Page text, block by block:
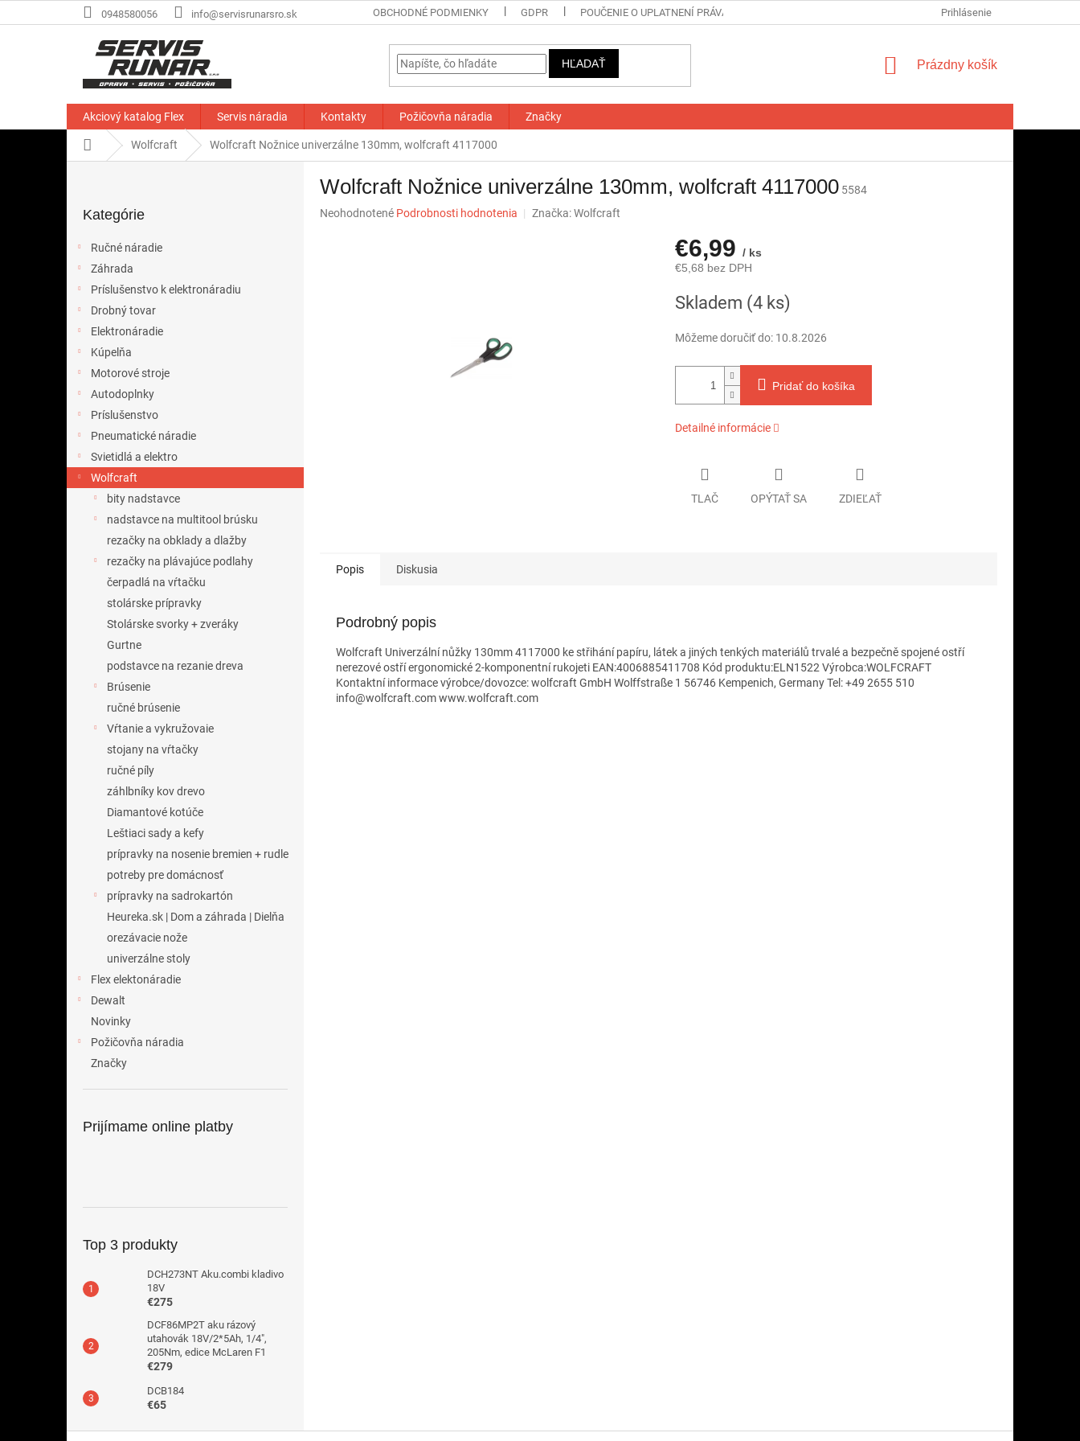
na
0948580056 info@servisrunarsro.sk OBCHODNÉ PODMIENKY GDPR POUČENIE O UPLATNENÍ PRÁVA SPOTREBITEĽA NA ODSTÚPENIE OD ZMLUVY FORMULÁR NA
Prihlásenie
HĽADAŤ
NÁKUPNÝ
Prázdny košík
Akciový katalog Flex Servis náradia Kontakty Požičovňa náradia Značky
DomovWolfcraft Wolfcraft Nožnice univerzálne 130mm, wolfcraft 4117000
kategórie
Kategórie
Ručné náradie
Záhrada
Príslušenstvo k elektronáradiu
Drobný tovar
Elektronáradie
Kúpelňa
Motorové stroje
Autodoplnky
Príslušenstvo
Pneumatické náradie
Svietidlá a elektro
Wolfcraft
bity nadstavce
nadstavce na multitool brúsku
rezačky na obklady a dlažby
rezačky na plávajúce podlahy
čerpadlá na vŕtačku
stolárske prípravky
Stolárske svorky + zveráky
Gurtne
podstavce na rezanie dreva
Brúsenie
ručné brúsenie
Vŕtanie a vykružovaie
stojany na vŕtačky
ručné píly
záhlbníky kov drevo
Diamantové kotúče
Leštiaci sady a kefy
prípravky na nosenie bremien + rudle
potreby pre domácnosť
prípravky na sadrokartón
Heureka.sk | Dom a záhrada | Dielňa
orezávacie nože
univerzálne stoly
Flex elektonáradie
Dewalt
Novinky
Požičovňa náradia
Značky
Prijímame online platby
Top 3 produkty
DCH273NT Aku.combi kladivo
18V
€275
DCF86MP2T aku rázový
utahovák 18V/2*5Ah, 1/4",
205Nm, edice McLaren F1
€279
DCB184
€65
Wolfcraft Nožnice univerzálne 130mm, wolfcraft 4117000 5584
Priemerné
Neohodnotené Podrobnosti hodnotenia Značka:Wolfcraft
€6,99 / ks
€5,68 bez DPH
cena:
Skladem (4 ks)
Môžeme doručiť do: 10.8.2026
Pridať do košíka
Detailné informácie
TLAČ OPÝTAŤ SA ZDIEĽAŤ
Popis Diskusia
Podrobný popis
Wolfcraft Univerzální nůžky 130mm 4117000 ke střihání papíru, látek a jiných tenkých materiálů trvalé a bezpečně spojené ostří
nerezové ostří ergonomické 2-komponentní rukojeti EAN:4006885411708 Kód produktu:ELN1522 Výrobca:WOLFCRAFT
Kontaktní informace výrobce/dovozce: wolfcraft GmbH Wolffstraße 1 56746 Kempenich, Germany Tel: +49 2655 510
info@wolfcraft.com www.wolfcraft.com